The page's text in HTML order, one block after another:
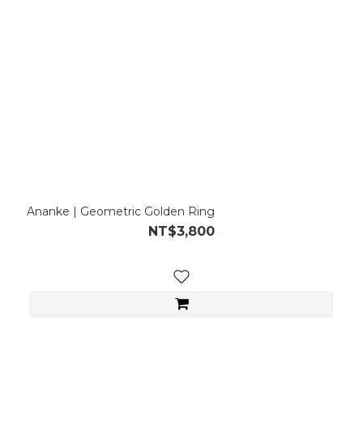
Ananke | Geometric Golden Ring
NT$3,800